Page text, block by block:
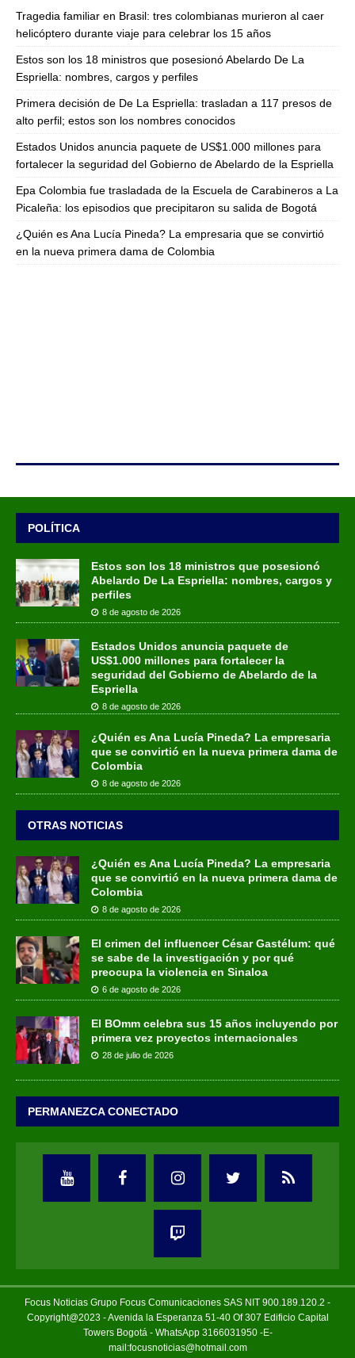
Tragedia familiar en Brasil: tres colombianas murieron al caer
helicóptero durante viaje para celebrar los 15 años
Estos son los 18 ministros que posesionó Abelardo De La
Espriella: nombres, cargos y perfiles
Primera decisión de De La Espriella: trasladan a 117 presos de
alto perfil; estos son los nombres conocidos
Estados Unidos anuncia paquete de US$1.000 millones para
fortalecer la seguridad del Gobierno de Abelardo de la Espriella
Epa Colombia fue trasladada de la Escuela de Carabineros a La
Picaleña: los episodios que precipitaron su salida de Bogotá
¿Quién es Ana Lucía Pineda? La empresaria que se convirtió
en la nueva primera dama de Colombia
POLÍTICA
Estos son los 18 ministros que posesionó
Abelardo De La Espriella: nombres, cargos y
perfiles
8 de agosto de 2026
Estados Unidos anuncia paquete de
US$1.000 millones para fortalecer la
seguridad del Gobierno de Abelardo de la
Espriella
8 de agosto de 2026
¿Quién es Ana Lucía Pineda? La empresaria
que se convirtió en la nueva primera dama de
Colombia
8 de agosto de 2026
OTRAS NOTICIAS
¿Quién es Ana Lucía Pineda? La empresaria
que se convirtió en la nueva primera dama de
Colombia
8 de agosto de 2026
El crimen del influencer César Gastélum: qué
se sabe de la investigación y por qué
preocupa la violencia en Sinaloa
6 de agosto de 2026
El BOmm celebra sus 15 años incluyendo por
primera vez proyectos internacionales
28 de julio de 2026
PERMANEZCA CONECTADO
Focus Noticias Grupo Focus Comunicaciones SAS NIT 900.189.120.2 -
Copyright@2023 - Avenida la Esperanza 51-40 Of 307 Edificio Capital
Towers Bogotá - WhatsApp 3166031950 -E-
mail:focusnoticias@hotmail.com